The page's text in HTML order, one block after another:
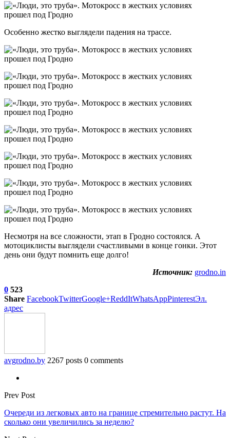
Особенно жестко выглядели падения на трассе.
Несмотря на все сложности, этап в Гродно состоялся. А
мотоциклисты выглядели счастливыми в конце гонки. Этот
день они будут помнить еще долго!
Источник: grodno.in
0 523
Share FacebookTwitterGoogle+ReddItWhatsAppPinterestЭл.
адрес
avgrodno.by 2267 posts 0 comments
Prev Post
Очереди из легковых авто на границе стремительно растут. На
сколько они увеличились за неделю?